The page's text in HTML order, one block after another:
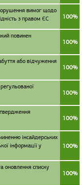
вимог щодо
з правом ЄС
100%
повинен
100%
або відчуження
100%
100%
твердження
100%
інсайдерських
інформації у
100%
оновлення списку
100%